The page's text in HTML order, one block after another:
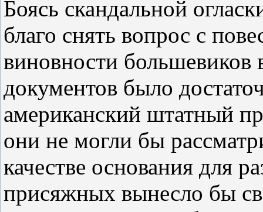
Боясь скандальной
благо снять вопрос с
виновности большевиков
документов было
американский штатный
они не могли бы
качестве основания для
присяжных вынесло бы